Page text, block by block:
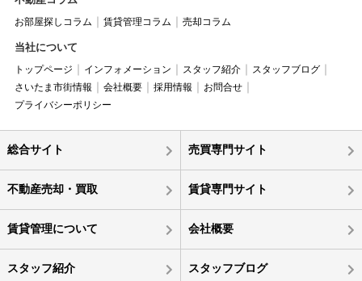
お部屋探しコラム 賃貸管理コラム 売却コラム
当社について
トップページ インフォメーション スタッフ紹介
スタッフブログ
さいたま市街情報
会社概要 採用情報
お問合せ
プライバシーポリシー
総合サイト 売買専門サイト
不動産売却・買取 賃貸専門サイト
賃貸管理について 会社概要
スタッフ紹介 スタッフブログ